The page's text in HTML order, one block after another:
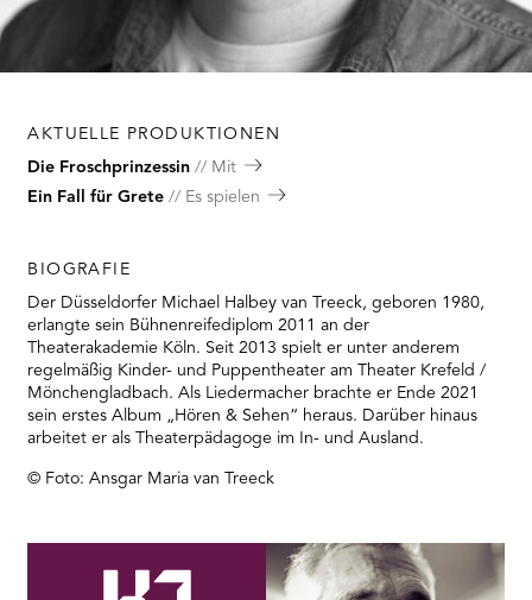
AKTUELLE PRODUKTIONEN
Die Froschprinzessin
Mit
Ein Fall für Grete
Es spielen
BIOGRAFIE
Der Düsseldorfer Michael Halbey van Treeck, geboren 1980,
erlangte sein Bühnenreifediplom 2011 an der
Theaterakademie Köln. Seit 2013 spielt er unter anderem
regelmäßig Kinder- und Puppentheater am Theater Krefeld /
Mönchengladbach. Als Liedermacher brachte er Ende 2021
sein erstes Album „Hören & Sehen“ heraus. Darüber hinaus
arbeitet er als Theaterpädagoge im In- und Ausland.
© Foto: Ansgar Maria van Treeck